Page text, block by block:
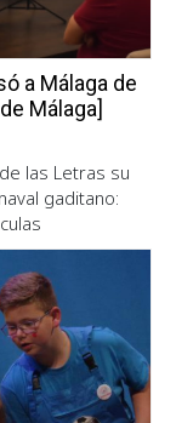
a Málaga de
Málaga]
las Letras su
gaditano: